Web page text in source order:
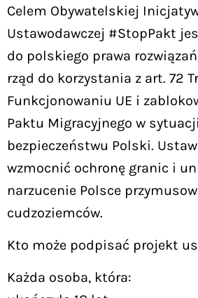
Celem Obywatelskiej
Ustawodawczej #StopPakt
do polskiego prawa
rząd do korzystania z art. 72
Funkcjonowaniu UE i
Paktu Migracyjnego w
bezpieczeństwu Polski.
wzmocnić ochronę granic i
narzucenie Polsce
cudzoziemców.
Kto może podpisać projekt
Każda osoba, która: